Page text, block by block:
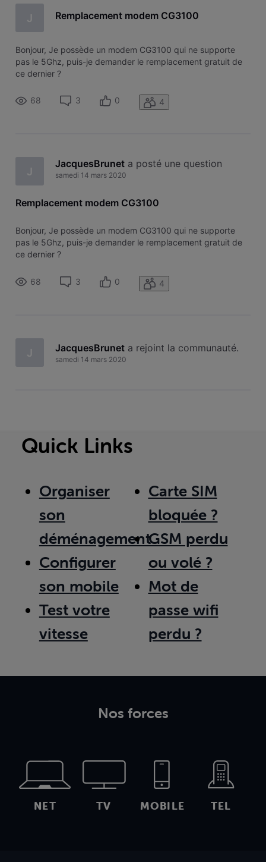
J Remplacement modem CG3100
Bonjour, Je possède un modem CG3100 qui ne supporte
pas le 5Ghz, puis-je demander le remplacement gratuit de
ce dernier ?
68 3 0 4
J
JacquesBrunet a posté une question
samedi 14 mars 2020
Remplacement modem CG3100
Bonjour, Je possède un modem CG3100 qui ne supporte
pas le 5Ghz, puis-je demander le remplacement gratuit de
ce dernier ?
68 3 0 4
J JacquesBrunet a rejoint la communauté.
samedi 14 mars 2020
Quick Links
Organiser
son
déménagement
Configurer
son mobile
Test votre
vitesse
Carte SIM
bloquée ?
GSM perdu
ou volé ?
Mot de
passe wifi
perdu ?
Nos forces
NET TV MOBILE TEL